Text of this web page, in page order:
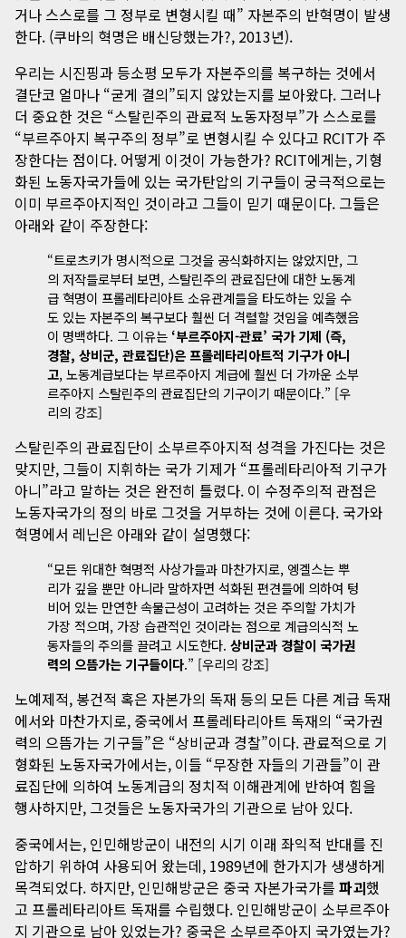
거나 스스로를 그 정부로 변형시킬 때” 자본주의 반혁명이 발생
한다. (쿠바의 혁명은 배신당했는가?, 2013년).
우리는 시진핑과 등소평 모두가 자본주의를 복구하는 것에서
결단코 얼마나 “굳게 결의”되지 않았는지를 보아왔다. 그러나
더 중요한 것은 “스탈린주의 관료적 노동자정부”가 스스로를
“부르주아지 복구주의 정부”로 변형시킬 수 있다고 RCIT가 주
장한다는 점이다. 어떻게 이것이 가능한가? RCIT에게는, 기형
화된 노동자국가들에 있는 국가탄압의 기구들이 궁극적으로는
이미 부르주아지적인 것이라고 그들이 믿기 때문이다. 그들은
아래와 같이 주장한다:
“트로츠키가 명시적으로 그것을 공식화하지는 않았지만, 그
의 저작들로부터 보면, 스탈린주의 관료집단에 대한 노동계
급 혁명이 프롤레타리아트 소유관계들을 타도하는 있을 수
도 있는 자본주의 복구보다 훨씬 더 격렬할 것임을 예측했음
이 명백하다. 그 이유는 ‘부르주아지-관료’ 국가 기제 (즉,
경찰, 상비군, 관료집단)은 프롤레타리아트적 기구가 아니
고, 노동계급보다는 부르주아지 계급에 훨씬 더 가까운 소부
르주아지 스탈린주의 관료집단의 기구이기 때문이다.” [우
리의 강조]
스탈린주의 관료집단이 소부르주아지적 성격을 가진다는 것은
맞지만, 그들이 지휘하는 국가 기제가 “프롤레타리아적 기구가
아니”라고 말하는 것은 완전히 틀렸다. 이 수정주의적 관점은
노동자국가의 정의 바로 그것을 거부하는 것에 이른다. 국가와
혁명에서 레닌은 아래와 같이 설명했다:
“모든 위대한 혁명적 사상가들과 마찬가지로, 엥겔스는 뿌
리가 깊을 뿐만 아니라 말하자면 석화된 편견들에 의하여 텅
비어 있는 만연한 속물근성이 고려하는 것은 주의할 가치가
가장 적으며, 가장 습관적인 것이라는 점으로 계급의식적 노
동자들의 주의를 끌려고 시도한다. 상비군과 경찰이 국가권
력의 으뜸가는 기구들이다.” [우리의 강조]
노예제적, 봉건적 혹은 자본가의 독재 등의 모든 다른 계급 독재
에서와 마찬가지로, 중국에서 프롤레타리아트 독재의 “국가권
력의 으뜸가는 기구들”은 “상비군과 경찰”이다. 관료적으로 기
형화된 노동자국가에서는, 이들 “무장한 자들의 기관들”이 관
료집단에 의하여 노동계급의 정치적 이해관계에 반하여 힘을
행사하지만, 그것들은 노동자국가의 기관으로 남아 있다.
중국에서는, 인민해방군이 내전의 시기 이래 좌익적 반대를 진
압하기 위하여 사용되어 왔는데, 1989년에 한가지가 생생하게
목격되었다. 하지만, 인민해방군은 중국 자본가국가를 파괴했
고 프롤레타리아트 독재를 수립했다. 인민해방군이 소부르주아
지 기관으로 남아 있었는가? 중국은 소부르주아지 국가였는가?